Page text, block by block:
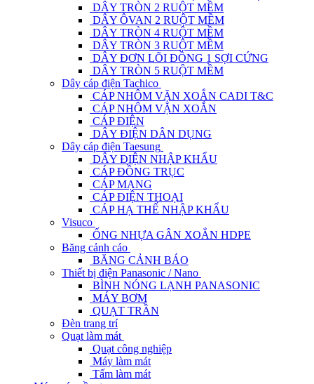
DÂY TRÒN 2 RUỘT MỀM
DÂY ÔVAN 2 RUỘT MỀM
DÂY TRÒN 4 RUỘT MỀM
DÂY TRÒN 3 RUỘT MỀM
DÂY ĐƠN LÕI ĐỒNG 1 SỢI CỨNG
DÂY TRÒN 5 RUỘT MỀM
Dây cáp điện Tachico
CÁP NHÔM VẶN XOẮN CADI T&C
CÁP NHÔM VẶN XOẮN
CÁP ĐIỆN
DÂY ĐIỆN DÂN DỤNG
Dây cáp điện Taesung
DÂY ĐIỆN NHẬP KHẨU
CÁP ĐỒNG TRỤC
CÁP MẠNG
CÁP ĐIỆN THOẠI
CÁP HẠ THẾ NHẬP KHẨU
Visuco
ỐNG NHỰA GÂN XOẮN HDPE
Băng cảnh cáo
BĂNG CẢNH BÁO
Thiết bị điện Panasonic / Nano
BÌNH NÓNG LẠNH PANASONIC
MÁY BƠM
QUẠT TRẦN
Đèn trang trí
Quạt làm mát
Quạt công nghiệp
Máy làm mát
Tấm làm mát